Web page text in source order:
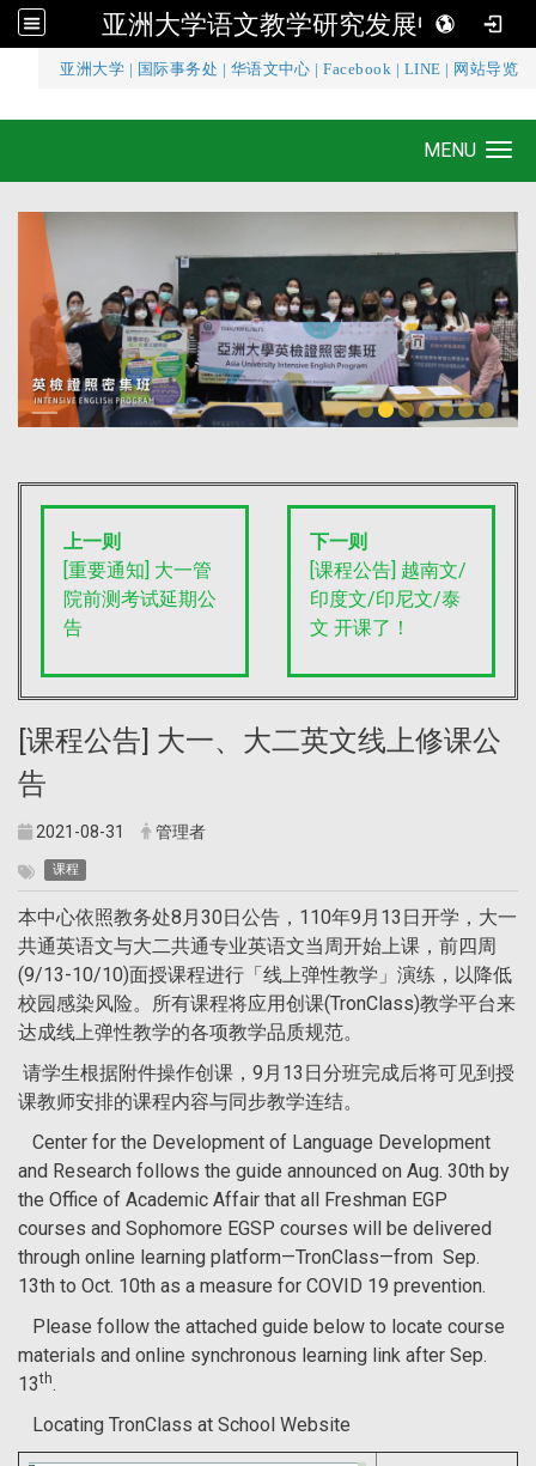
亚洲大学语文教学研究发展中心
亚洲大学 国际事务处 华语文中心 |Facebook LINE 网站导览
亚洲大学语文教学研究发展中心
MENU
上一则
[重要通知] 大一管
院前测考试延期公
告
下一则
[课程公告] 越南文/
印度文/印尼文/泰
文 开课了！
[课程公告] 大一、大二英文线上修课公
告
2021-08-31 管理者
课程
本中心依照教务处8月30日公告，110年9月13日开学，大一
共通英语文与大二共通专业英语文当周开始上课，前四周
(9/13-10/10)面授课程进行「线上弹性教学」演练，以降低
校园感染风险。所有课程将应用创课(TronClass)教学平台来
达成线上弹性教学的各项教学品质规范。
请学生根据附件操作创课，9月13日分班完成后将可见到授
课教师安排的课程内容与同步教学连结。
Center for the Development of Language Development
and Research follows the guide announced on Aug. 30th by
the Office of Academic Affair that all Freshman EGP
courses and Sophomore EGSP courses will be delivered
through online learning platform—TronClass—from Sep.
13th to Oct. 10th as a measure for COVID 19 prevention.
Please follow the attached guide below to locate course
materials and online synchronous learning link after Sep.
13th.
Locating TronClass at School Website